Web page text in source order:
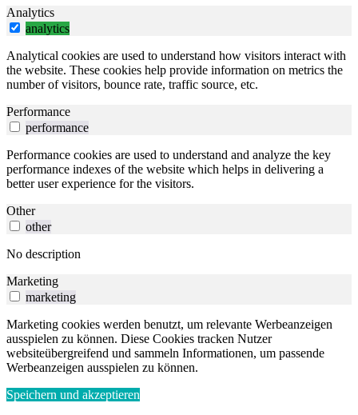
Analytics
analytics
Analytical cookies are used to understand how visitors interact with
the website. These cookies help provide information on metrics the
number of visitors, bounce rate, traffic source, etc.
Performance
performance
Performance cookies are used to understand and analyze the key
performance indexes of the website which helps in delivering a
better user experience for the visitors.
Other
other
No description
Marketing
marketing
Marketing cookies werden benutzt, um relevante Werbeanzeigen
ausspielen zu können. Diese Cookies tracken Nutzer
websiteübergreifend und sammeln Informationen, um passende
Werbeanzeigen ausspielen zu können.
Speichern und akzeptieren